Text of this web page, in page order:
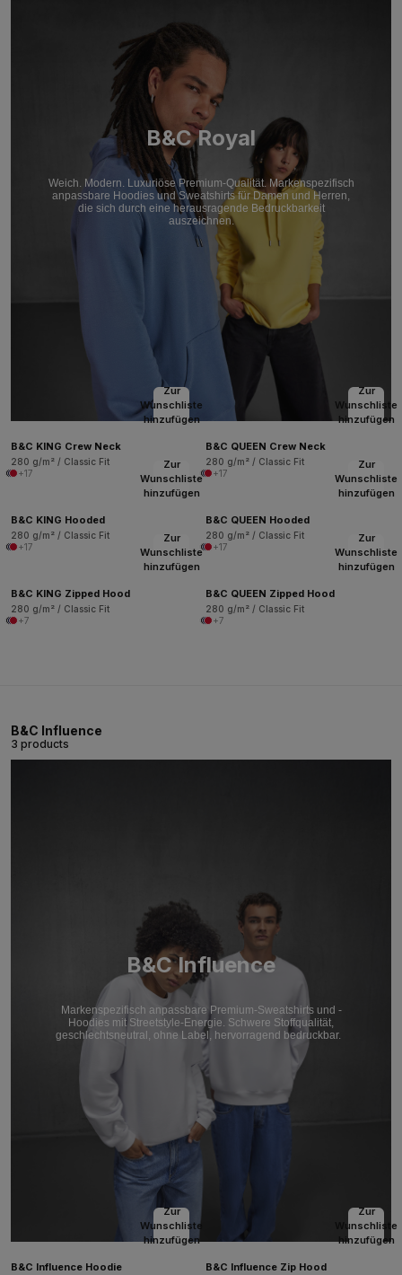
B&C Royal
Weich. Modern. Luxuriöse Premium-Qualität. Markenspezifisch
anpassbare Hoodies und Sweatshirts für Damen und Herren,
die sich durch eine herausragende Bedruckbarkeit
auszeichnen.
Zur
Wunschliste
hinzufügen
B&C KING Crew Neck
280 g/m² / Classic Fit
+17
Zur
Wunschliste
hinzufügen
B&C QUEEN Crew Neck
280 g/m² / Classic Fit
+17
Zur
Wunschliste
hinzufügen
B&C KING Hooded
280 g/m² / Classic Fit
+17
Zur
Wunschliste
hinzufügen
B&C QUEEN Hooded
280 g/m² / Classic Fit
+17
Zur
Wunschliste
hinzufügen
B&C KING Zipped Hood
280 g/m² / Classic Fit
+7
Zur
Wunschliste
hinzufügen
B&C QUEEN Zipped Hood
280 g/m² / Classic Fit
+7
B&C Influence
3 products
B&C Influence
Markenspezifisch anpassbare Premium-Sweatshirts und -
Hoodies mit Streetstyle-Energie. Schwere Stoffqualität,
geschlechtsneutral, ohne Label, hervorragend bedruckbar.
Zur
Wunschliste
hinzufügen
B&C Influence Hoodie
Zur
Wunschliste
hinzufügen
B&C Influence Zip Hood